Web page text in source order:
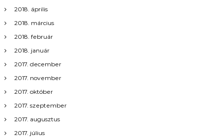
2018. április
2018. március
2018. február
2018. január
2017. december
2017. november
2017. október
2017. szeptember
2017. augusztus
2017. július